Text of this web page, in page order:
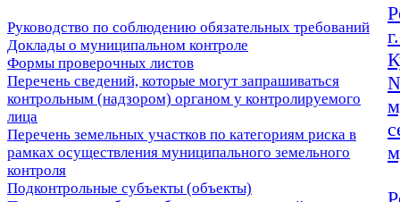
Руководство по соблюдению обязательных требований
Доклады о муниципальном контроле
Формы проверочных листов
Перечень сведений, которые могут запрашиваться
контрольным (надзором) органом у контролируемого
лица
Перечень земельных участков по категориям риска в
рамках осуществления муниципального земельного
контроля
Подконтрольные субъекты (объекты)